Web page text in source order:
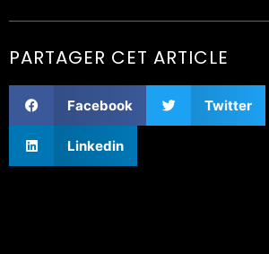
PARTAGER CET ARTICLE
Facebook Twitter
Linkedin